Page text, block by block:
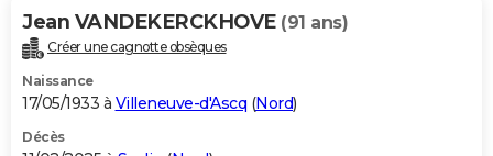
Jean VANDEKERCKHOVE (91 ans)
Créer une cagnotte obsèques
Naissance
17/05/1933 à Villeneuve-d'Ascq (Nord)
Décès